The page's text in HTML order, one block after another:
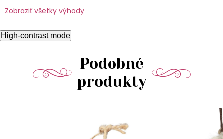
Zobraziť všetky výhody
High-contrast mode
Podobné
produkty